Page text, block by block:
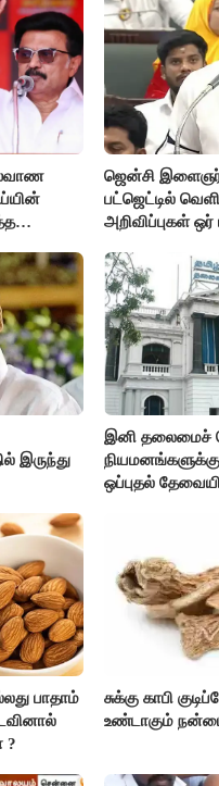
ஜென்சி
பட்ஜெட்டில்
அறிவிப்புகள்
இருந்து
இனி தலைமைச்
ஒப்புதல்
பாதாம்
?
சுக்கு காபி
உண்டாகும்